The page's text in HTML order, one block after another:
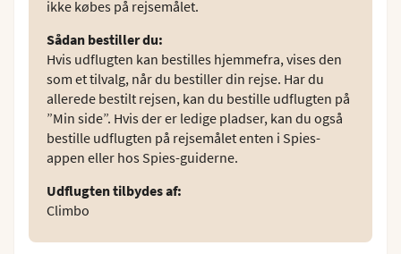
ikke købes på rejsemålet.
Sådan bestiller du:
Hvis udflugten kan bestilles hjemmefra, vises den
som et tilvalg, når du bestiller din rejse. Har du
allerede bestilt rejsen, kan du bestille udflugten på
”Min side”. Hvis der er ledige pladser, kan du også
bestille udflugten på rejsemålet enten i Spies-
appen eller hos Spies-guiderne.
Udflugten tilbydes af:
Climbo